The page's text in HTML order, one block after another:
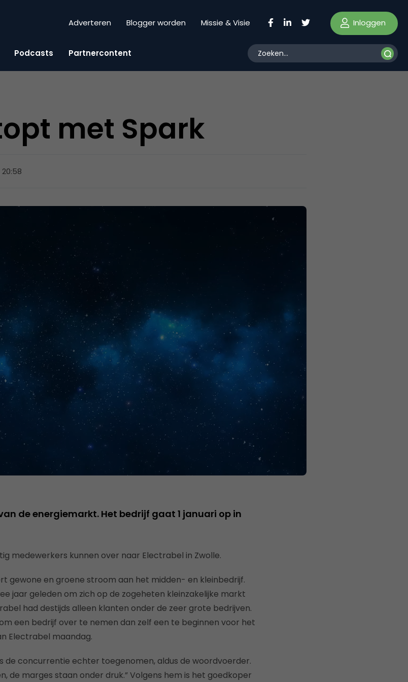
Adverteren Blogger worden Missie & Visie Inloggen
Podcasts Partnercontent
met Spark
de energiemarkt. Het bedrijf gaat 1 januari op in
medewerkers kunnen over naar Electrabel in Zwolle.
gewone en groene stroom aan het midden- en kleinbedrijf.
jaar geleden om zich op de zogeheten kleinzakelijke markt
had destijds alleen klanten onder de zeer grote bedrijven.
een bedrijf over te nemen dan zelf een te beginnen voor het
Electrabel maandag.
de concurrentie echter toegenomen, aldus de woordvoerder.
de marges staan onder druk.” Volgens hem is het goedkoper